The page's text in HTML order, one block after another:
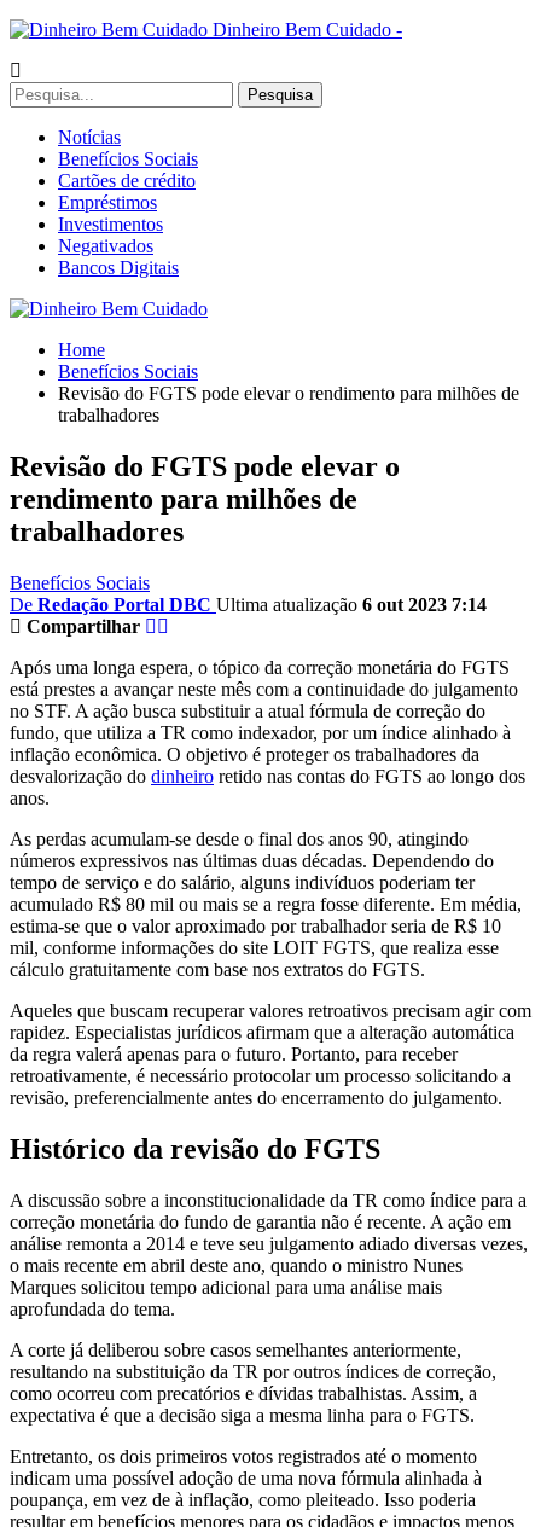
Dinheiro Bem Cuidado -
Notícias
Benefícios Sociais
Cartões de crédito
Empréstimos
Investimentos
Negativados
Bancos Digitais
Home
Benefícios Sociais
Revisão do FGTS pode elevar o rendimento para milhões de
trabalhadores
Revisão do FGTS pode elevar o
rendimento para milhões de
trabalhadores
Benefícios Sociais
De Redação Portal DBC Ultima atualização 6 out 2023 7:14
Compartilhar
Após uma longa espera, o tópico da correção monetária do FGTS
está prestes a avançar neste mês com a continuidade do julgamento
no STF. A ação busca substituir a atual fórmula de correção do
fundo, que utiliza a TR como indexador, por um índice alinhado à
inflação econômica. O objetivo é proteger os trabalhadores da
desvalorização do dinheiro retido nas contas do FGTS ao longo dos
anos.
As perdas acumulam-se desde o final dos anos 90, atingindo
números expressivos nas últimas duas décadas. Dependendo do
tempo de serviço e do salário, alguns indivíduos poderiam ter
acumulado R$ 80 mil ou mais se a regra fosse diferente. Em média,
estima-se que o valor aproximado por trabalhador seria de R$ 10
mil, conforme informações do site LOIT FGTS, que realiza esse
cálculo gratuitamente com base nos extratos do FGTS.
Aqueles que buscam recuperar valores retroativos precisam agir com
rapidez. Especialistas jurídicos afirmam que a alteração automática
da regra valerá apenas para o futuro. Portanto, para receber
retroativamente, é necessário protocolar um processo solicitando a
revisão, preferencialmente antes do encerramento do julgamento.
Histórico da revisão do FGTS
A discussão sobre a inconstitucionalidade da TR como índice para a
correção monetária do fundo de garantia não é recente. A ação em
análise remonta a 2014 e teve seu julgamento adiado diversas vezes,
o mais recente em abril deste ano, quando o ministro Nunes
Marques solicitou tempo adicional para uma análise mais
aprofundada do tema.
A corte já deliberou sobre casos semelhantes anteriormente,
resultando na substituição da TR por outros índices de correção,
como ocorreu com precatórios e dívidas trabalhistas. Assim, a
expectativa é que a decisão siga a mesma linha para o FGTS.
Entretanto, os dois primeiros votos registrados até o momento
indicam uma possível adoção de uma nova fórmula alinhada à
poupança, em vez de à inflação, como pleiteado. Isso poderia
resultar em benefícios menores para os cidadãos e impactos menos